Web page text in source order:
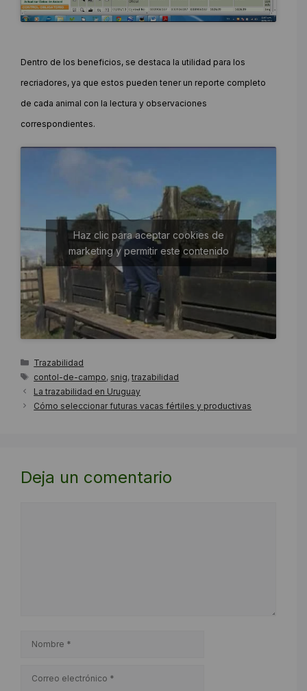
Dentro de los beneficios, se destaca la utilidad para los
recriadores, ya que estos pueden tener un reporte completo
de cada animal con la lectura y observaciones
correspondientes.
Haz clic para aceptar cookies de
marketing y permitir este contenido
Categorías
Trazabilidad
Etiquetas
contol-de-campo, snig,trazabilidad
La trazabilidad en Uruguay
Cómo seleccionar futuras vacas fértiles y productivas
Deja un comentario
Nombre
Correo